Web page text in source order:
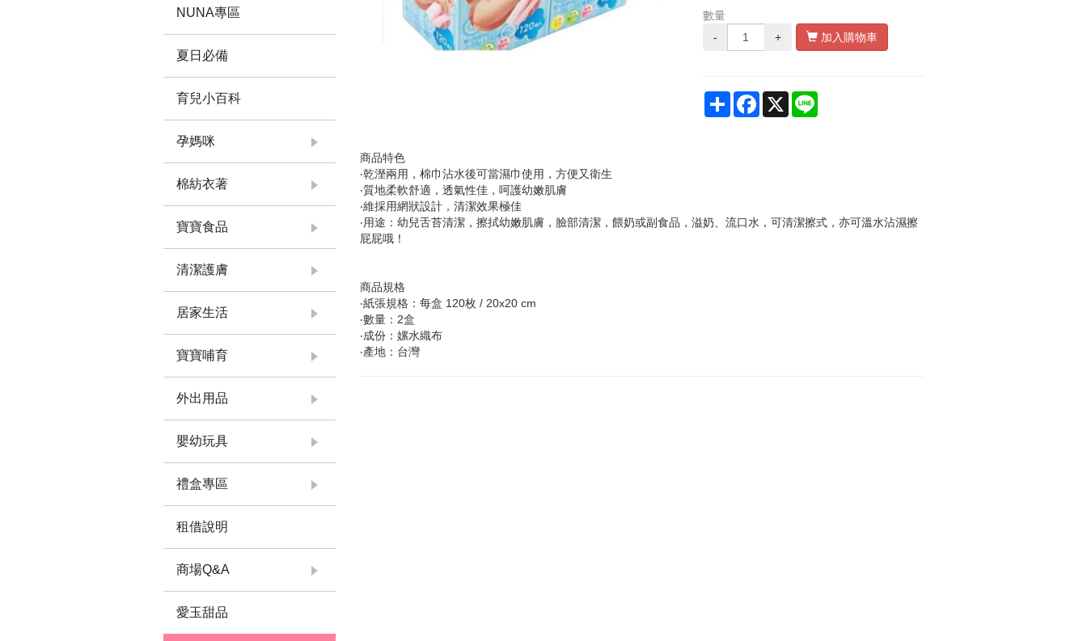
NUNA專區
夏日必備
育兒小百科
孕媽咪
棉紡衣著
寶寶食品
清潔護膚
居家生活
寶寶哺育
外出用品
嬰幼玩具
禮盒專區
租借說明
商場Q&A
愛玉甜品
數量
-
+ 加入購物車
ShareFacebook
X Line
商品特色
‧乾溼兩用，棉巾沾水後可當濕巾使用，方便又衛生
‧質地柔軟舒適，透氣性佳，呵護幼嫩肌膚
‧維採用網狀設計，清潔效果極佳
‧用途：幼兒舌苔清潔，擦拭幼嫩肌膚，臉部清潔，餵奶或副食品，溢奶、流口水，可清潔擦式，亦可溫水沾濕擦
屁屁哦！
商品規格
‧紙張規格：每盒 120枚 / 20x20 cm
‧數量：2盒
‧成份：嫘水織布
‧產地：台灣